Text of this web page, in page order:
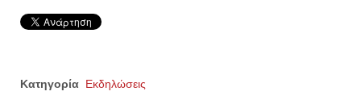
Κατηγορία Εκδηλώσεις